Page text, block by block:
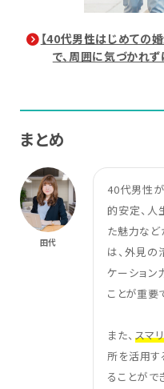
【40代男性はじめての
で、周囲に気づかれ
まとめ
40代男性
的安定、人
た魅力など
は、外見の
ケーション
ことが重要
また、 スマ
所を活用す
ることがで
田代